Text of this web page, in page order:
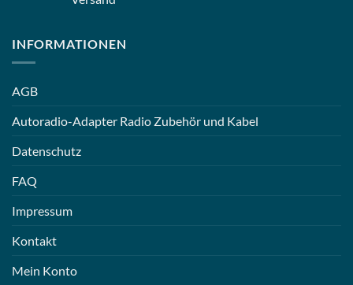
INFORMATIONEN
AGB
Autoradio-Adapter Radio Zubehör und Kabel
Datenschutz
FAQ
Impressum
Kontakt
Mein Konto